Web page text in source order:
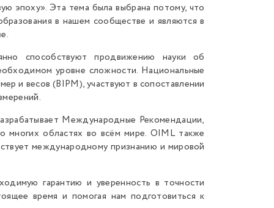
эпоху». Эта тема была выбрана потому, что
в нашем сообществе и являются в
способствуют продвижению науки об
уровне сложности. Национальные
и весов (BIPM), участвуют в сопоставлении
Международные Рекомендации,
многих областях во всём мире. OIML также
международному признанию и мировой
гарантию и уверенность в точности
время и помогая нам подготовиться к